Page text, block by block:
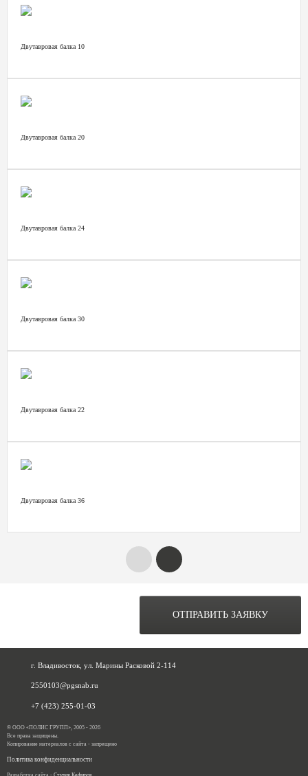
Двутавровая балка 10
Двутавровая балка 20
Двутавровая балка 24
Двутавровая балка 30
Двутавровая балка 22
Двутавровая балка 36
ОТПРАВИТЬ ЗАЯВКУ
© ООО «ПОЛИС ГРУПП», 2005 - 2026
Все права защищены.
Копирование материалов с сайта - запрещено
Политика конфиденциальности
г. Владивосток, ул. Марины Расковой 2-114
2550103@pgsnab.ru
+7 (423) 255-01-03